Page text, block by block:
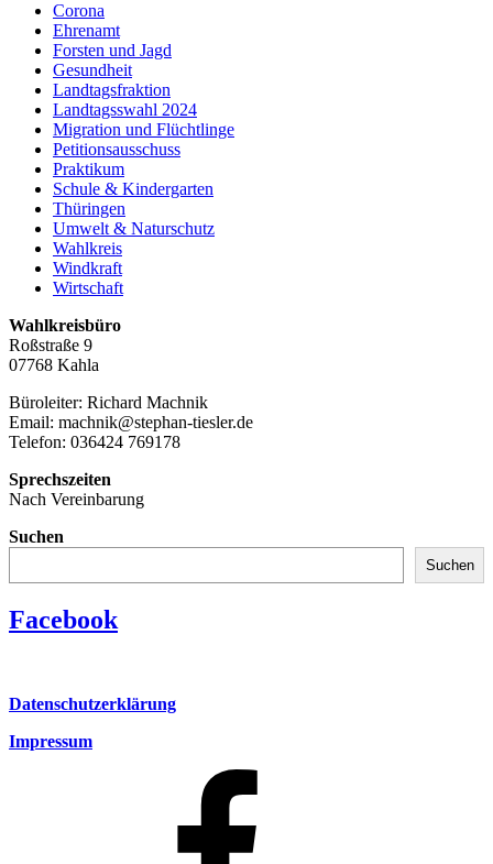
Corona
Ehrenamt
Forsten und Jagd
Gesundheit
Landtagsfraktion
Landtagsswahl 2024
Migration und Flüchtlinge
Petitionsausschuss
Praktikum
Schule & Kindergarten
Thüringen
Umwelt & Naturschutz
Wahlkreis
Windkraft
Wirtschaft
Wahlkreisbüro
Roßstraße 9
07768 Kahla
Büroleiter: Richard Machnik
Email: machnik@stephan-tiesler.de
Telefon: 036424 769178
Sprechszeiten
Nach Vereinbarung
Suchen
Suchen
Facebook
Datenschutzerklärung
Impressum